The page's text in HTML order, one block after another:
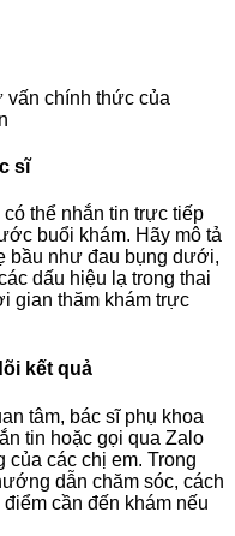
vấn chính thức của
sĩ
thể nhắn tin trực tiếp
buổi khám. Hãy mô tả
bầu như đau bụng dưới,
dấu hiệu lạ trong thai
gian thăm khám trực
kết quả
tâm, bác sĩ phụ khoa
tin hoặc gọi qua Zalo
của các chị em. Trong
dẫn chăm sóc, cách
cần đến khám nếu